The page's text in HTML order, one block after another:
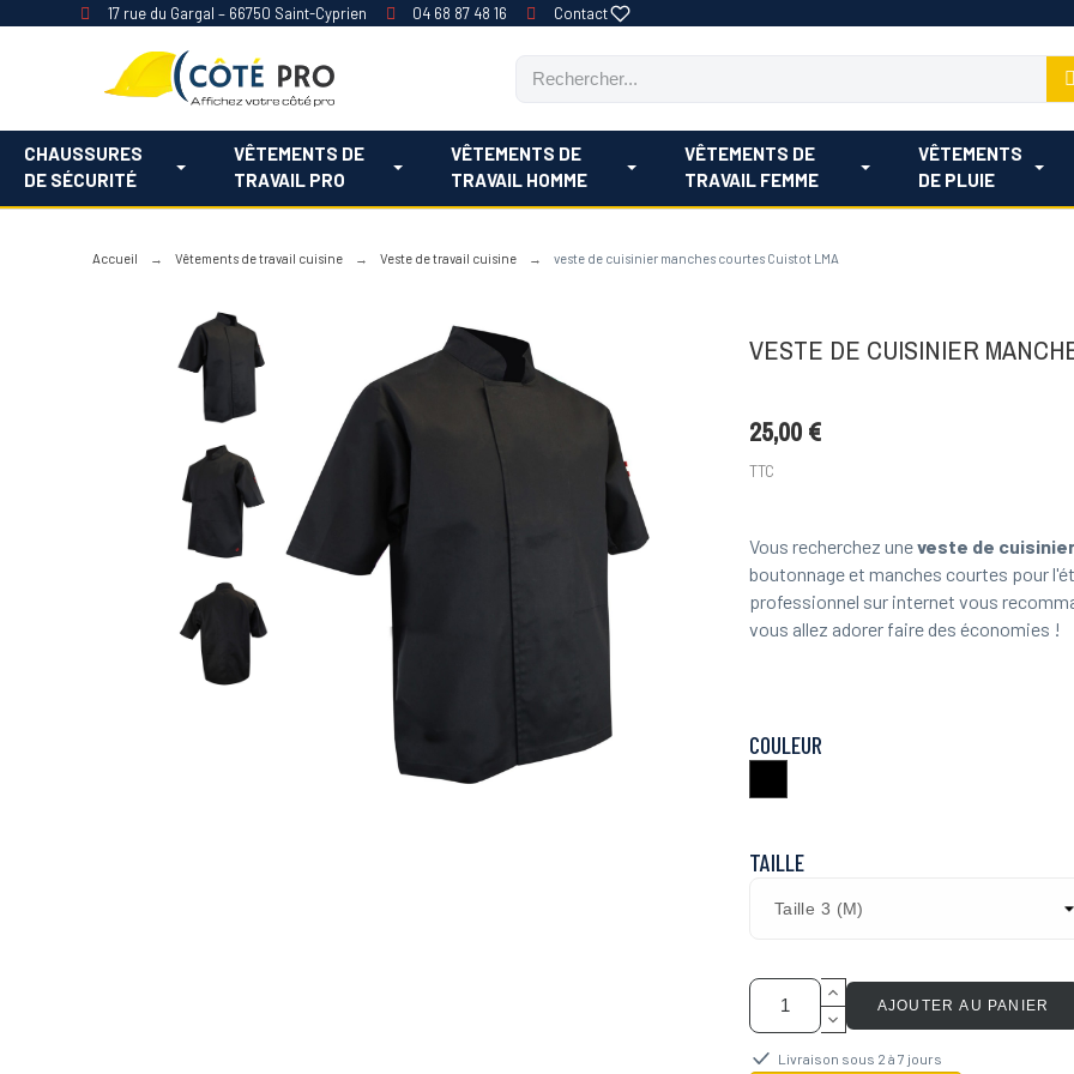
17 rue du Gargal – 66750 Saint-Cyprien 04 68 87 48 16 Contact
CHAUSSURES
DE SÉCURITÉ
VÊTEMENTS DE
TRAVAIL PRO
VÊTEMENTS DE
TRAVAIL HOMME
VÊTEMENTS DE
TRAVAIL FEMME
VÊTEMENTS
DE PLUIE
Accueil Vêtements de travail cuisine Veste de travail cuisine veste de cuisinier manches courtes Cuistot LMA
VESTE DE CUISINIER
25,00 €
TTC
Vous recherchez uneveste de
boutonnage et manches courtes pour
professionnel sur internet vous
vous allez adorer faire des économies !
COULEUR
TAILLE
AJOUTER AU PANIER
Livraison sous 2 à 7 jours